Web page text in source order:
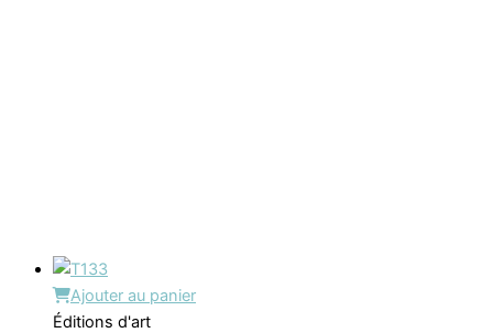
Ajouter au panier
Éditions d'art